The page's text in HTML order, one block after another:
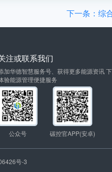
下一条：综
注或联系我们
加华德智慧服务号、获得更多能源资讯
验能源管理便捷服务
公众号 碳控官APP(安卓)
号-3